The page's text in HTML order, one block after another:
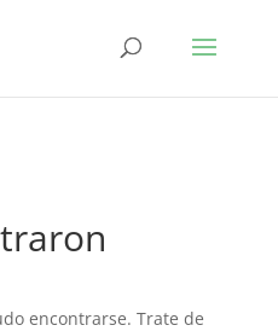
encontrarse. Trate de